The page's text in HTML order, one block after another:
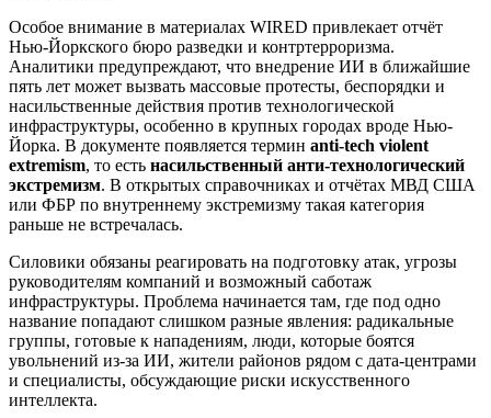
Особое внимание в материалах WIRED привлекает отчёт
Нью-Йоркского бюро разведки и контртерроризма.
Аналитики предупреждают, что внедрение ИИ в ближайшие
пять лет может вызвать массовые протесты, беспорядки и
насильственные действия против технологической
инфраструктуры, особенно в крупных городах вроде Нью-
Йорка. В документе появляется термин anti-tech violent
extremism, то есть насильственный анти-технологический
экстремизм. В открытых справочниках и отчётах МВД США
или ФБР по внутреннему экстремизму такая категория
раньше не встречалась.
Силовики обязаны реагировать на подготовку атак, угрозы
руководителям компаний и возможный саботаж
инфраструктуры. Проблема начинается там, где под одно
название попадают слишком разные явления: радикальные
группы, готовые к нападениям, люди, которые боятся
увольнений из-за ИИ, жители районов рядом с дата-центрами
и специалисты, обсуждающие риски искусственного
интеллекта.